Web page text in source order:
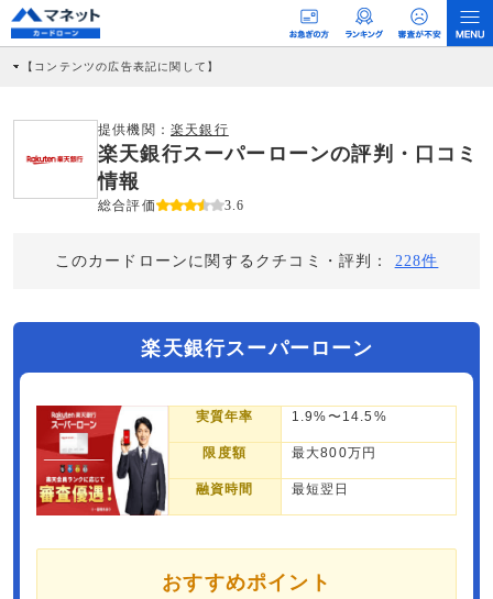
【コンテンツの広告表記に関して】
社に対して企業から紹介報酬が支払われるという収益モデルです。 ただし、特定の
商品を根拠なくPRするものではなく、当編集部の調査／ユーザーへの口コミ収集な
どに基づき、公平性を担保した情報提供を行っています。
提供機関： 楽天銀行
楽天銀行スーパーローンの評判・口コミ
情報
総合評価 3.6
このカードローンに関するクチコミ・評判： 228件
楽天銀行スーパーローン
実質年率 1.9%〜14.5%
限度額 最大800万円
融資時間 最短翌日
おすすめポイント